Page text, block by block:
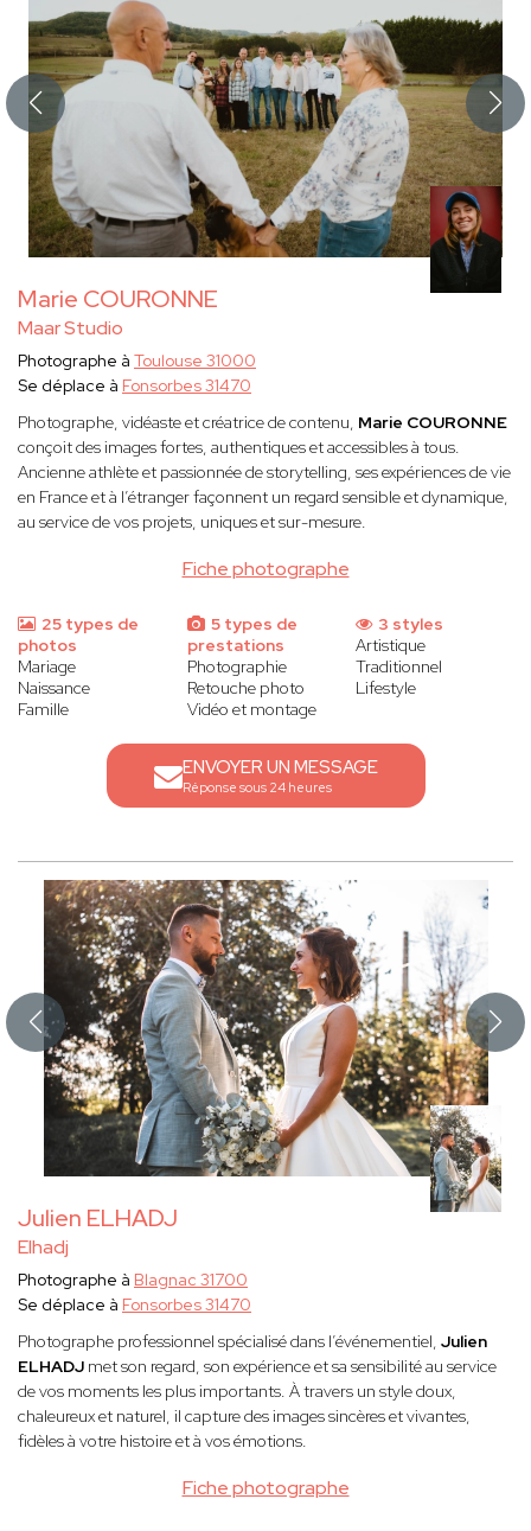
Marie COURONNE
Maar Studio
Fiche photographe
Photographe à Toulouse 31000
Se déplace à Fonsorbes 31470
Photographe, vidéaste et créatrice de contenu, Marie COURONNE
conçoit des images fortes, authentiques et accessibles à tous.
Ancienne athlète et passionnée de storytelling, ses expériences de vie
en France et à l’étranger façonnent un regard sensible et dynamique,
au service de vos projets, uniques et sur-mesure.
25 types de
photos
Mariage
Naissance
Famille
5 types de
prestations
Photographie
Retouche photo
Vidéo et montage
3 styles
Artistique
Traditionnel
Lifestyle
ENVOYER UN MESSAGE
Réponse sous 24 heures
Julien ELHADJ
Elhadj
Fiche photographe
Photographe à Blagnac 31700
Se déplace à Fonsorbes 31470
Photographe professionnel spécialisé dans l’événementiel, Julien
ELHADJ met son regard, son expérience et sa sensibilité au service
de vos moments les plus importants. À travers un style doux,
chaleureux et naturel, il capture des images sincères et vivantes,
fidèles à votre histoire et à vos émotions.